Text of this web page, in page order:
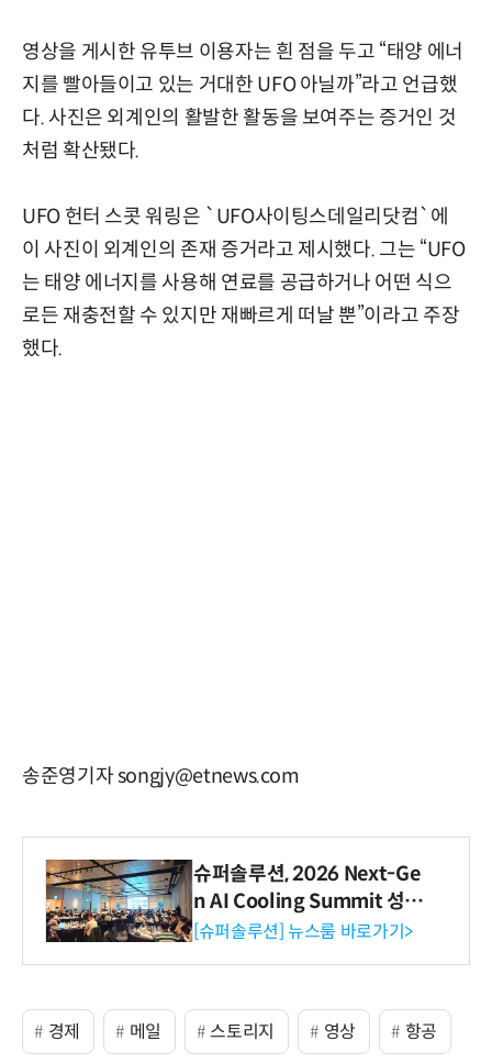
영상을 게시한 유투브 이용자는 흰 점을 두고 “태양 에너
지를 빨아들이고 있는 거대한 UFO 아닐까”라고 언급했
다. 사진은 외계인의 활발한 활동을 보여주는 증거인 것
처럼 확산됐다.
UFO 헌터 스콧 워링은 `UFO사이팅스데일리닷컴`에
이 사진이 외계인의 존재 증거라고 제시했다. 그는 “UFO
는 태양 에너지를 사용해 연료를 공급하거나 어떤 식으
로든 재충전할 수 있지만 재빠르게 떠날 뿐”이라고 주장
했다.
송준영기자 songjy@etnews.com
슈퍼솔루션, 2026 Next-Ge
n AI Cooling Summit 성황
리 성료
[슈퍼솔루션] 뉴스룸 바로가기>
경제 메일 스토리지 영상 항공